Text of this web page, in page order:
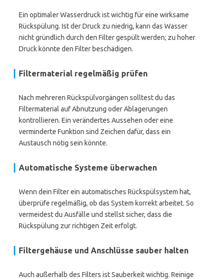
Ein optimaler Wasserdruck ist wichtig für eine wirksame
Rückspülung. Ist der Druck zu niedrig, kann das Wasser
nicht gründlich durch den Filter gespült werden; zu hoher
Druck könnte den Filter beschädigen.
Filtermaterial regelmäßig prüfen
Nach mehreren Rückspülvorgängen solltest du das
Filtermaterial auf Abnutzung oder Ablagerungen
kontrollieren. Ein verändertes Aussehen oder eine
verminderte Funktion sind Zeichen dafür, dass ein
Austausch nötig sein könnte.
Automatische Systeme überwachen
Wenn dein Filter ein automatisches Rückspülsystem hat,
überprüfe regelmäßig, ob das System korrekt arbeitet. So
vermeidest du Ausfälle und stellst sicher, dass die
Rückspülung zur richtigen Zeit erfolgt.
Filtergehäuse und Anschlüsse sauber halten
Auch außerhalb des Filters ist Sauberkeit wichtig. Reinige